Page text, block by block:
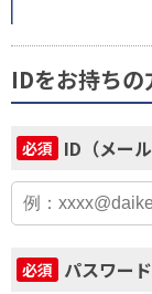
IDをお持ちの
必須 ID（メー
必須 パスワード